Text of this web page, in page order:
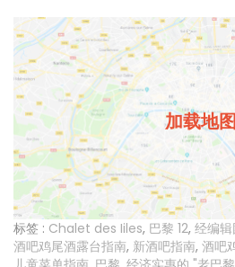
加载地
标签 : Chalet des Iiles, 巴黎 12, 经编
酒吧鸡尾酒露台指南, 新酒吧指南, 酒吧